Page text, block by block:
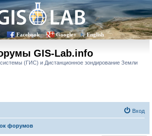
Facebook Google+ English
GIS-Lab.info
(ГИС) и Дистанционное зондирование Земли
Вход
форумов